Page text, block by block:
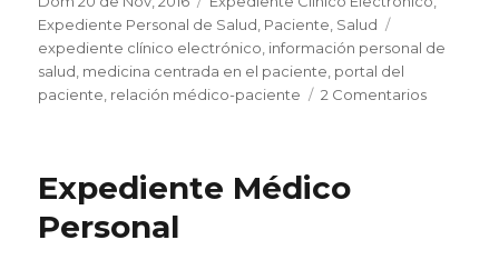
el
Expediente Personal de Salud Paciente Salud
expediente clínico electrónico información personal de
salud medicina centrada en el paciente portal del
paciente relación médico-paciente 2 Comentarios
Expediente Médico
Personal